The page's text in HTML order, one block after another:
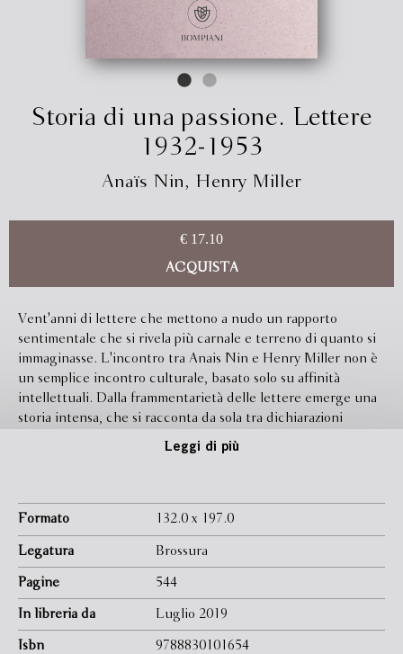
Storia di una passione. Lettere
1932-1953
Anaïs Nin, Henry Miller
€ 17.10
ACQUISTA
Vent'anni di lettere che mettono a nudo un rapporto
sentimentale che si rivela più carnale e terreno di quanto si
immaginasse. L'incontro tra Anais Nin e Henry Miller non è
un semplice incontro culturale, basato solo su affinità
intellettuali. Dalla frammentarietà delle lettere emerge una
storia intensa, che si racconta da sola tra dichiarazioni
d'amore, ricatti, gelosie e tenerezze. L'epistolario è anche il
Leggi di più
Formato 132.0 x 197.0
Legatura Brossura
Pagine 544
In libreria da Luglio 2019
Isbn 9788830101654